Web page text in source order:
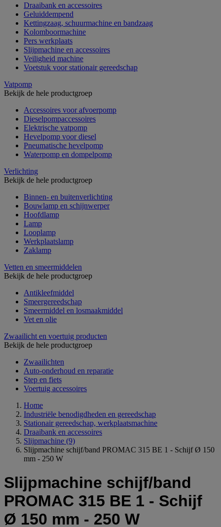
Draaibank en accessoires
Geluiddempend
Kettingzaag, schuurmachine en bandzaag
Kolomboormachine
Pers werkplaats
Slijpmachine en accessoires
Veiligheid machine
Voetstuk voor stationair gereedschap
Vatpomp
Bekijk de hele productgroep
Accessoires voor afvoerpomp
Dieselpompaccessoires
Elektrische vatpomp
Hevelpomp voor diesel
Pneumatische hevelpomp
Waterpomp en dompelpomp
Verlichting
Bekijk de hele productgroep
Binnen- en buitenverlichting
Bouwlamp en schijnwerper
Hoofdlamp
Lamp
Looplamp
Werkplaatslamp
Zaklamp
Vetten en smeermiddelen
Bekijk de hele productgroep
Antikleefmiddel
Smeergereedschap
Smeermiddel en losmaakmiddel
Vet en olie
Zwaailicht en voertuig producten
Bekijk de hele productgroep
Zwaailichten
Auto-onderhoud en reparatie
Step en fiets
Voertuig accessoires
Home
Industriële benodigdheden en gereedschap
Stationair gereedschap, werkplaatsmachine
Draaibank en accessoires
Slijpmachine (9)
Slijpmachine schijf/band PROMAC 315 BE 1 - Schijf Ø 150
mm - 250 W
Slijpmachine schijf/band
PROMAC 315 BE 1 - Schijf
Ø 150 mm - 250 W